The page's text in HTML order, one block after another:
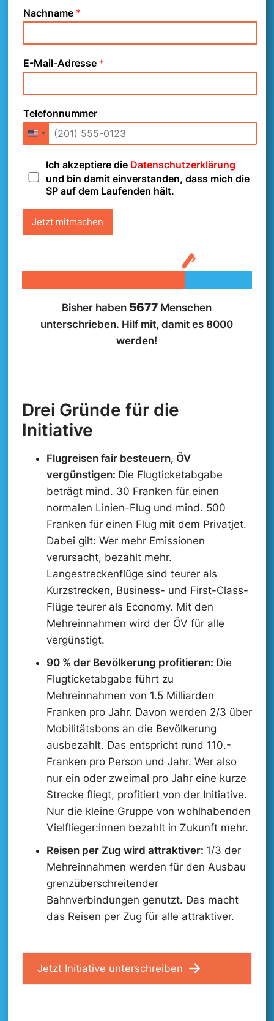
Mobilitätsbon-Initiative
jetzt unterschreiben!
Nachname *
E-Mail-Adresse *
Telefonnummer
n
c
t
Ich akzeptiere die Datenschutzerklärung
und bin damit einverstanden, dass mich die
SP auf dem Laufenden hält.
Jetzt mitmachen
Bisher haben 5677 Menschen
unterschrieben. Hilf mit, damit es 8000
werden!
Drei Gründe für die
Initiative
Flugreisen fair besteuern, ÖV
vergünstigen: Die Flugticketabgabe
beträgt mind. 30 Franken für einen
normalen Linien-Flug und mind. 500
Franken für einen Flug mit dem Privatjet.
Dabei gilt: Wer mehr Emissionen
verursacht, bezahlt mehr.
Langestreckenflüge sind teurer als
Kurzstrecken, Business- und First-Class-
Flüge teurer als Economy. Mit den
Mehreinnahmen wird der ÖV für alle
vergünstigt.
90 % der Bevölkerung profitieren: Die
Flugticketabgabe führt zu
Mehreinnahmen von 1.5 Milliarden
Franken pro Jahr. Davon werden 2/3 über
Mobilitätsbons an die Bevölkerung
ausbezahlt. Das entspricht rund 110.-
Franken pro Person und Jahr. Wer also
nur ein oder zweimal pro Jahr eine kurze
Strecke fliegt, profitiert von der Initiative.
Nur die kleine Gruppe von wohlhabenden
Vielflieger:innen bezahlt in Zukunft mehr.
Reisen per Zug wird attraktiver: 1/3 der
Mehreinnahmen werden für den Ausbau
grenzüberschreitender
Bahnverbindungen genutzt. Das macht
das Reisen per Zug für alle attraktiver.
Jetzt Initiative unterschreiben